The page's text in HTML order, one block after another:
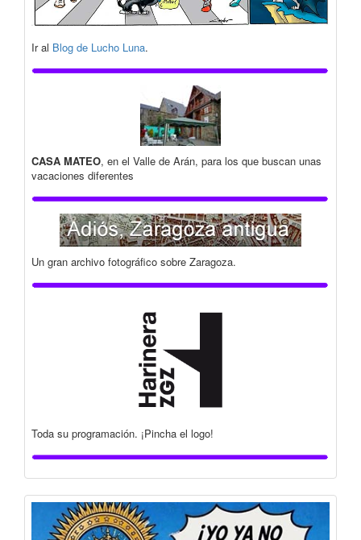
Ir al Blog de Lucho Luna.
CASA MATEO, en el Valle de Arán, para los que buscan unas
vacaciones diferentes
Un gran archivo fotográfico sobre Zaragoza.
Toda su programación. ¡Pincha el logo!